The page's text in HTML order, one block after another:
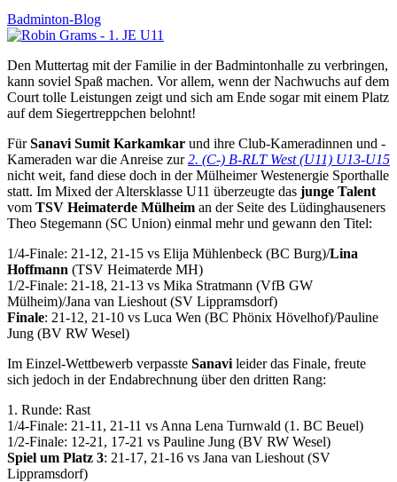
Badminton-Blog
Den Muttertag mit der Familie in der Badmintonhalle zu verbringen,
kann soviel Spaß machen. Vor allem, wenn der Nachwuchs auf dem
Court tolle Leistungen zeigt und sich am Ende sogar mit einem Platz
auf dem Siegertreppchen belohnt!
FürSanavi Sumit Karkamkar und ihre Club-Kameradinnen und -
Kameraden war die Anreise zur2. (C-) B-RLT West (U11) U13-U15
nicht weit, fand diese doch in der Mülheimer Westenergie Sporthalle
statt. Im Mixed der Altersklasse U11 überzeugte das junge Talent
vom TSV Heimaterde Mülheim an der Seite des Lüdinghauseners
Theo Stegemann (SC Union) einmal mehr und gewann den Titel:
1/4-Finale: 21-12, 21-15 vs Elija Mühlenbeck (BC Burg)/Lina
Hoffmann (TSV Heimaterde MH)
1/2-Finale: 21-18, 21-13 vs Mika Stratmann (VfB GW
Mülheim)/Jana van Lieshout (SV Lippramsdorf)
Finale: 21-12, 21-10 vs Luca Wen (BC Phönix Hövelhof)/Pauline
Jung (BV RW Wesel)
Im Einzel-Wettbewerb verpasste Sanavi leider das Finale, freute
sich jedoch in der Endabrechnung über den dritten Rang:
1. Runde: Rast
1/4-Finale: 21-11, 21-11 vs Anna Lena Turnwald (1. BC Beuel)
1/2-Finale: 12-21, 17-21 vs Pauline Jung (BV RW Wesel)
Spiel um Platz 3: 21-17, 21-16 vs Jana van Lieshout (SV
Lippramsdorf)